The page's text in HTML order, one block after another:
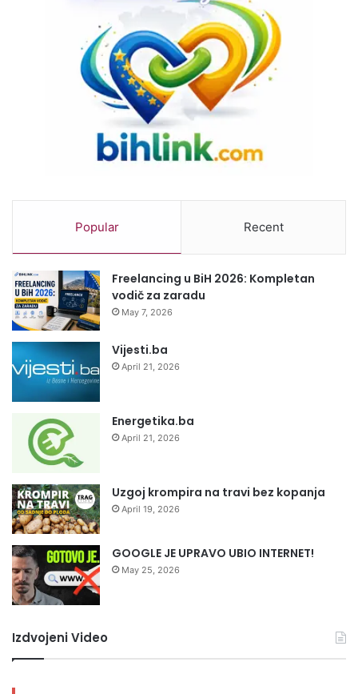
Popular Recent
Freelancing u BiH 2026: Kompletan
vodič za zaradu
May 7, 2026
Vijesti.ba
April 21, 2026
Energetika.ba
April 21, 2026
Uzgoj krompira na travi bez kopanja
April 19, 2026
GOOGLE JE UPRAVO UBIO INTERNET!
May 25, 2026
Izdvojeni Video